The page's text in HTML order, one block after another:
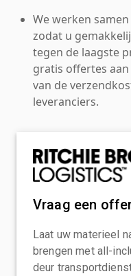
We werken
zodat u
tegen de laagste
gratis offertes
van de
leveranciers.
Vraag een
Laat uw materieel
brengen met all-
deur